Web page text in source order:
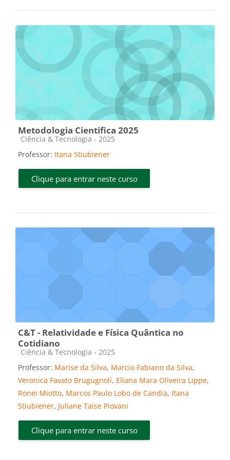
Metodologia Cientifica 2025
Categoria do curso
Ciência & Tecnologia - 2025
Professor: Itana Stiubiener
Clique para entrar neste curso
C&T - Relatividade e Física Quântica no
Cotidiano
Categoria do curso
Ciência & Tecnologia - 2025
Professor: Marise da Silva, Marcio Fabiano da Silva,
Veronica Favato Brugugnoli, Eliana Mara Oliveira Lippe,
Ronei Miotto, Marcos Paulo Lobo de Candia, Itana
Stiubiener, Juliane Taise Piovani
Clique para entrar neste curso